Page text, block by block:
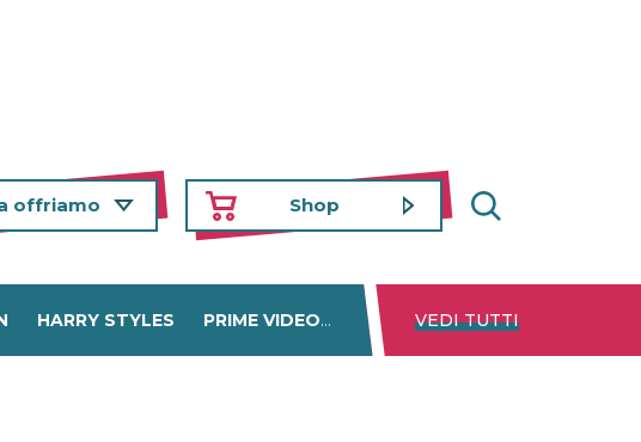
offriamo Shop
HARRY STYLES PRIME VIDEO DISNEY+ NETFLIX
VEDI TUTTI